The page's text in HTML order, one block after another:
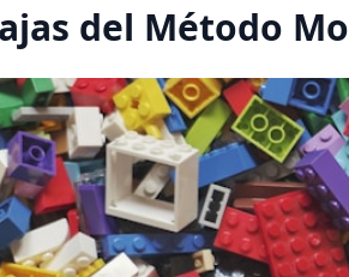
del Método